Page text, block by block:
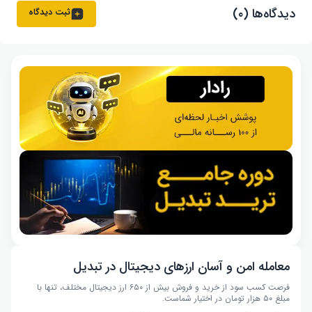
دیدگاه‌ها (۰) ثبت دیدگاه
معامله امن و آسان ارزهای دیجیتال در تبدیل
فرصت کسب سود از خرید و فروش بیش از ۶۵۰ ارز دیجیتال مختلف، تنها با
مبلغ ۵۰ هزار تومان در اختیار شماست.